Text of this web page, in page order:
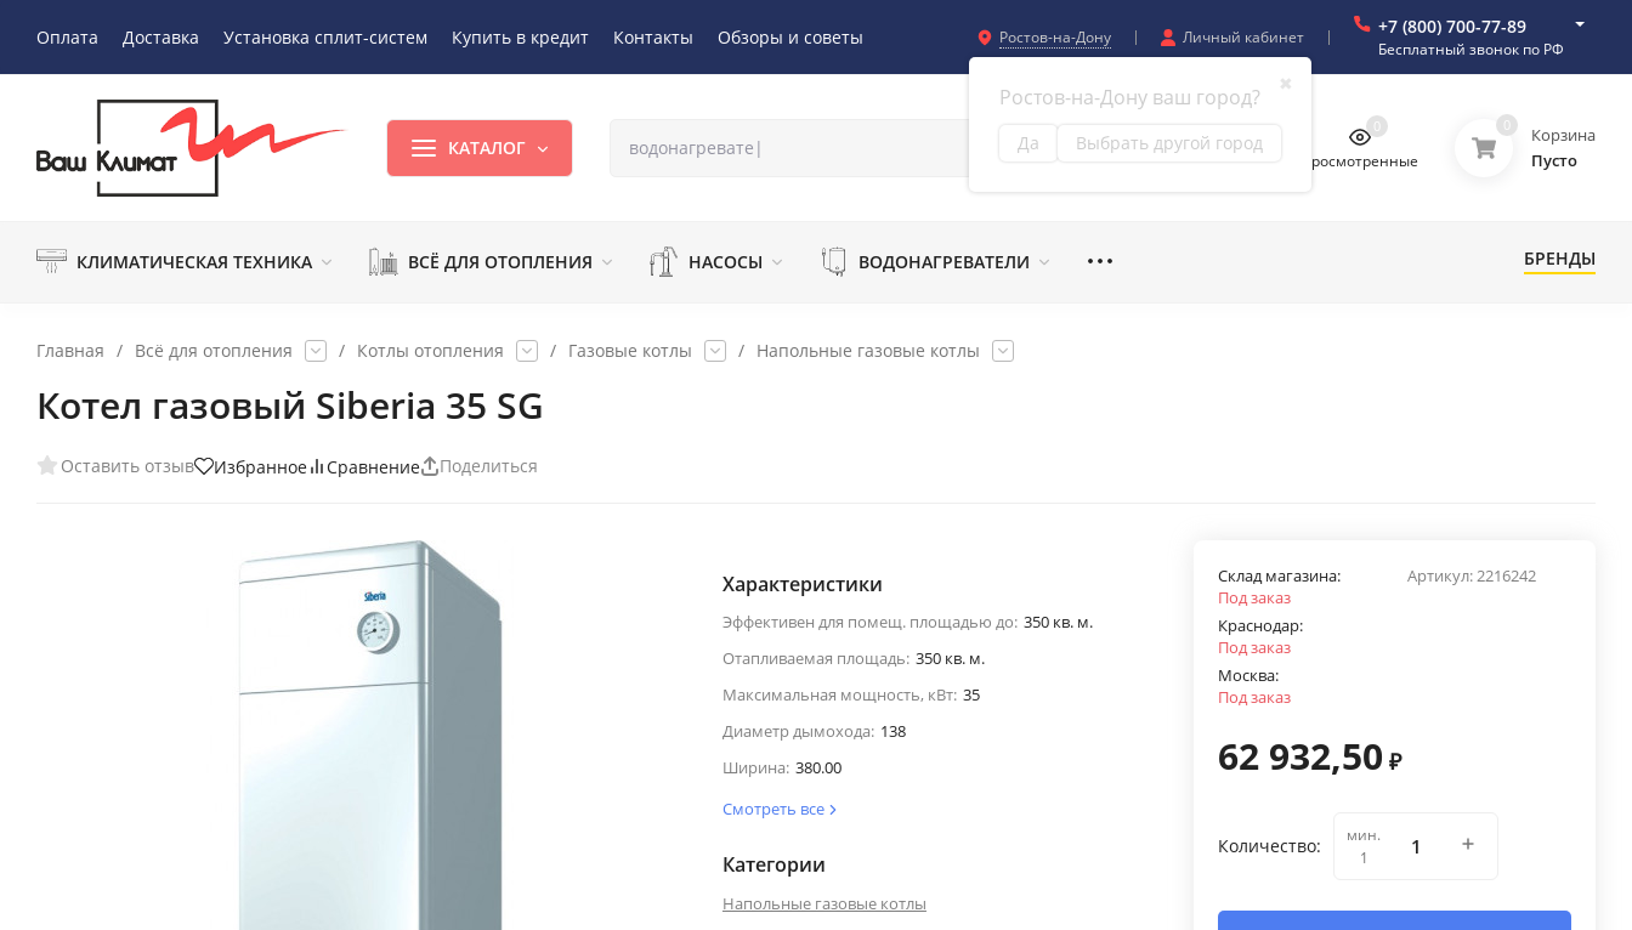
Оплата Доставка Установка сплит-систем Купить в кредит Контакты Обзоры и советы Ростов-на-Дону
✖
Ростов-на-Дону ваш город?
Да Выбрать другой город
Личный кабинет +7 (800) 700-77-89
Бесплатный звонок по РФ
КАТАЛОГ
Просмотренные
0 0
Корзина
Пусто
КЛИМАТИЧЕСКАЯ ТЕХНИКА ВСЁ ДЛЯ ОТОПЛЕНИЯ НАСОСЫ ВОДОНАГРЕВАТЕЛИ БРЕНДЫ
Главная / Всё для отопления / Котлы отопления / Газовые котлы / Напольные газовые котлы
Котел газовый Siberia 35 SG
Оставить отзыв Избранное Сравнение Поделиться
Характеристики
Эффективен для помещ. площадью до: 350 кв. м.
Отапливаемая площадь: 350 кв. м.
Максимальная мощность, кВт: 35
Диаметр дымохода: 138
Ширина: 380.00
Смотреть все
Категории
Напольные газовые котлы
Артикул:2216242
Склад магазина:
Под заказ
Краснодар:
Под заказ
Москва:
Под заказ
62 932,50 ₽
Количество:
мин.
1